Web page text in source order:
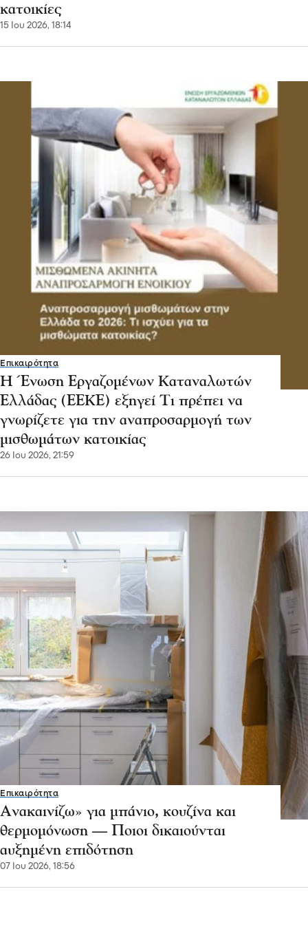
κατοικίες
15 Ιου 2026, 18:14
Επικαιρότητα
Η Ένωση Εργαζομένων Καταναλωτών
Ελλάδας (ΕΕΚΕ) εξηγεί Τι πρέπει να
γνωρίζετε για την αναπροσαρμογή των
μισθωμάτων κατοικίας
26 Ιου 2026, 21:59
Επικαιρότητα
Ανακαινίζω» για μπάνιο, κουζίνα και
θερμομόνωση — Ποιοι δικαιούνται
αυξημένη επιδότηση
07 Ιου 2026, 18:56